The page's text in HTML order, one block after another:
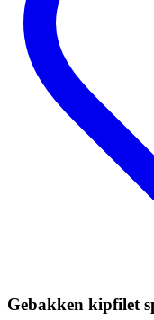
Gebakken kipfilet